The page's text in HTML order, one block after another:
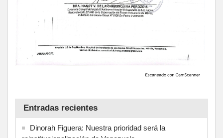
Entradas recientes
Dinorah Figuera: Nuestra prioridad será la